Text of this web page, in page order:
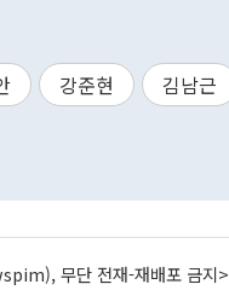
강준현
김남근
무단 전재-재배포 금지>